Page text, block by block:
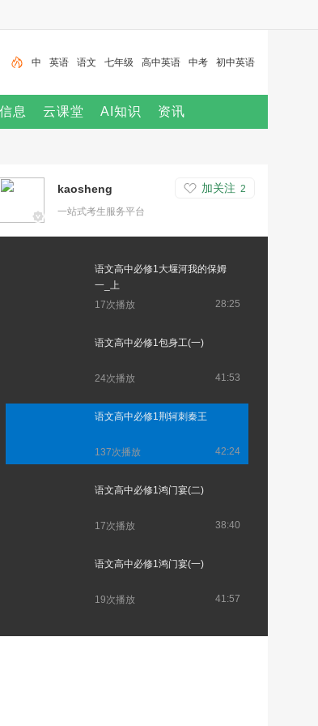
中 英语 语文 七年级 高中英语 中考 初中英语
高中数学 小学
息 云课堂 AI知识 资讯
kaosheng 加关注 2
一站式考生服务平台
语文高中必修1大堰河我的保姆
一_上
17次播放
28:25
语文高中必修1包身工(一)
24次播放 41:53
语文高中必修1荆轲刺秦王
137次播放 42:24
语文高中必修1鸿门宴(二)
17次播放 38:40
语文高中必修1鸿门宴(一)
19次播放 41:57